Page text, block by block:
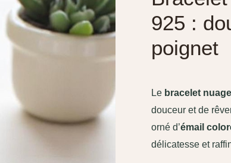
925 :
poignet
Le bracelet
douceur et de
orné d’émail
délicatesse et